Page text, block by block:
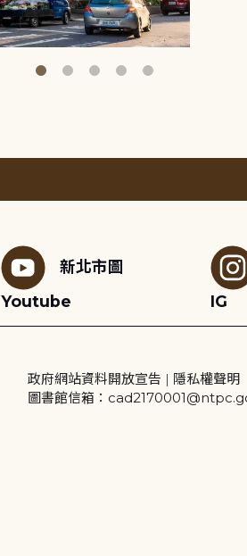
新北市圖
Youtube
IG
政府網站資料開放宣告 | 隱私權聲明
圖書館信箱：